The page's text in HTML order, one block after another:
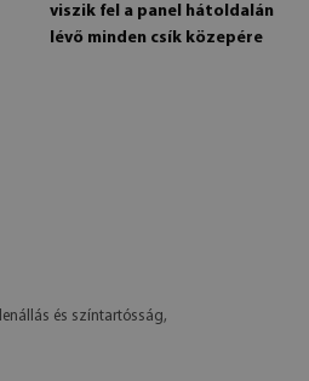
viszik fel a panel hátoldalán
lévő minden csík közepére
és színtartósság,